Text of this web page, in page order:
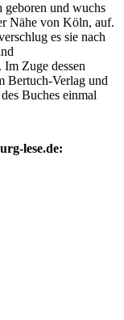
geboren und wuchs
Nähe von Köln, auf.
es sie nach
Zuge dessen
Bertuch-Verlag und
Buches einmal
lese.de: